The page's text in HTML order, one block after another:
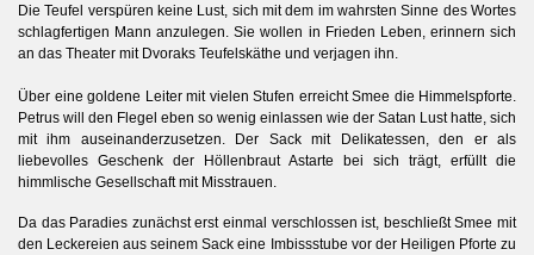
Die Teufel verspüren keine Lust, sich mit dem im wahrsten Sinne des Wortes
schlagfertigen Mann anzulegen. Sie wollen in Frieden Leben, erinnern sich
an das Theater mit Dvoraks Teufelskäthe und verjagen ihn.
Über eine goldene Leiter mit vielen Stufen erreicht Smee die Himmelspforte.
Petrus will den Flegel eben so wenig einlassen wie der Satan Lust hatte, sich
mit ihm auseinanderzusetzen. Der Sack mit Delikatessen, den er als
liebevolles Geschenk der Höllenbraut Astarte bei sich trägt, erfüllt die
himmlische Gesellschaft mit Misstrauen.
Da das Paradies zunächst erst einmal verschlossen ist, beschließt Smee mit
den Leckereien aus seinem Sack eine Imbissstube vor der Heiligen Pforte zu